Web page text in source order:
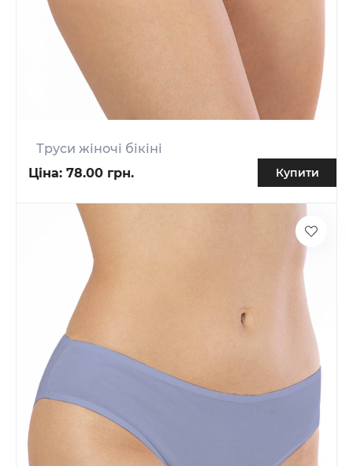
Труси жіночі бікіні
Ціна: 78.00 грн. Купити